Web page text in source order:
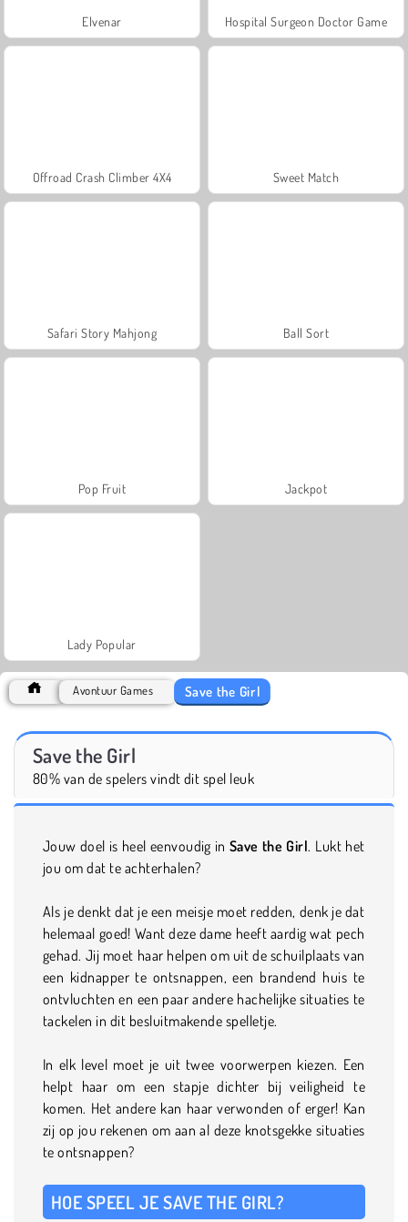
Elvenar Hospital Surgeon Doctor Game
Offroad Crash Climber 4X4 Sweet Match
Safari Story Mahjong Ball Sort
Pop Fruit Jackpot
Lady Popular
Avontuur Games Save the Girl
Save the Girl
80% van de spelers vindt dit spel leuk
Jouw doel is heel eenvoudig in Save the Girl. Lukt het
jou om dat te achterhalen?
Als je denkt dat je een meisje moet redden, denk je dat
helemaal goed! Want deze dame heeft aardig wat pech
gehad. Jij moet haar helpen om uit de schuilplaats van
een kidnapper te ontsnappen, een brandend huis te
ontvluchten en een paar andere hachelijke situaties te
tackelen in dit besluitmakende spelletje.
In elk level moet je uit twee voorwerpen kiezen. Een
helpt haar om een stapje dichter bij veiligheid te
komen. Het andere kan haar verwonden of erger! Kan
zij op jou rekenen om aan al deze knotsgekke situaties
te ontsnappen?
HOE SPEEL JE SAVE THE GIRL?